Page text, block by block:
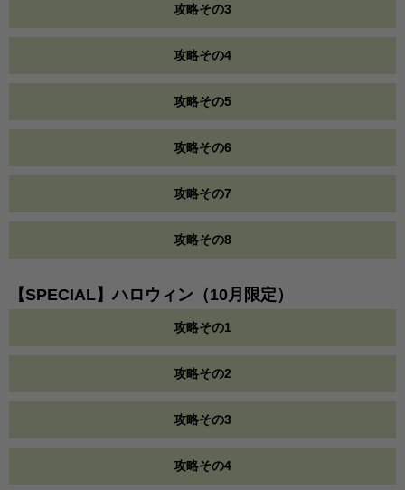
攻略その3
攻略その4
攻略その5
攻略その6
攻略その7
攻略その8
【SPECIAL】ハロウィン（10月限定）
攻略その1
攻略その2
攻略その3
攻略その4